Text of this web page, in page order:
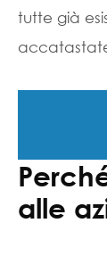
tutte già
alle